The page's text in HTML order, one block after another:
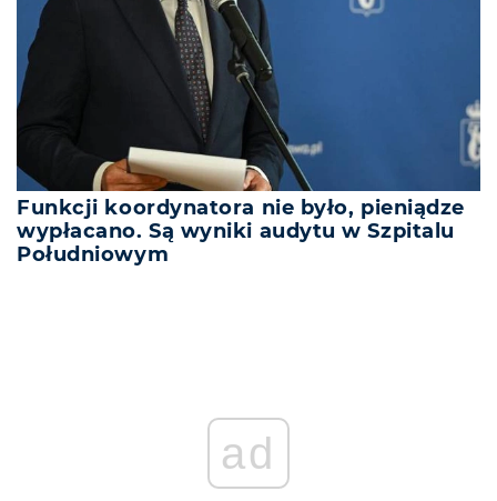
Funkcji koordynatora nie było, pieniądze
wypłacano. Są wyniki audytu w Szpitalu
Południowym
ad